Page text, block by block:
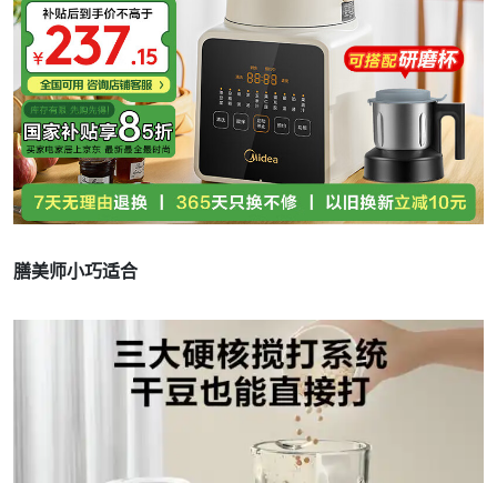
膳美师小巧适合